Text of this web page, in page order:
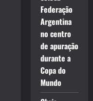
Federação
Argentina
no centro
de apuração
durante a
Copa do
Mundo